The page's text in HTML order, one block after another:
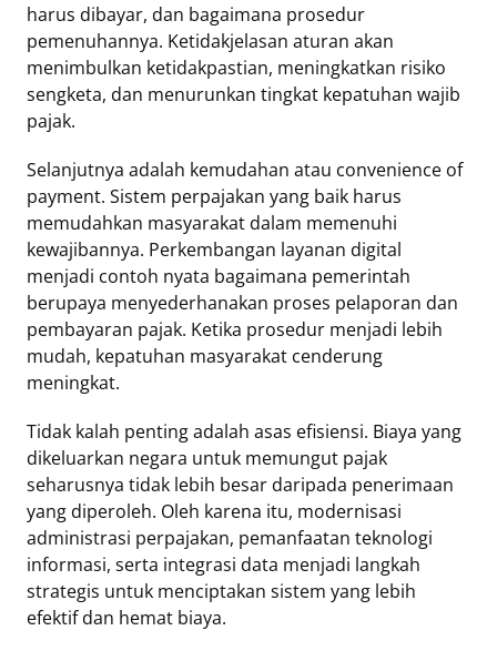
harus dibayar, dan bagaimana prosedur
pemenuhannya. Ketidakjelasan aturan akan
menimbulkan ketidakpastian, meningkatkan risiko
sengketa, dan menurunkan tingkat kepatuhan wajib
pajak.
Selanjutnya adalah kemudahan atau convenience of
payment. Sistem perpajakan yang baik harus
memudahkan masyarakat dalam memenuhi
kewajibannya. Perkembangan layanan digital
menjadi contoh nyata bagaimana pemerintah
berupaya menyederhanakan proses pelaporan dan
pembayaran pajak. Ketika prosedur menjadi lebih
mudah, kepatuhan masyarakat cenderung
meningkat.
Tidak kalah penting adalah asas efisiensi. Biaya yang
dikeluarkan negara untuk memungut pajak
seharusnya tidak lebih besar daripada penerimaan
yang diperoleh. Oleh karena itu, modernisasi
administrasi perpajakan, pemanfaatan teknologi
informasi, serta integrasi data menjadi langkah
strategis untuk menciptakan sistem yang lebih
efektif dan hemat biaya.